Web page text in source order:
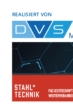
REALISIERT VON